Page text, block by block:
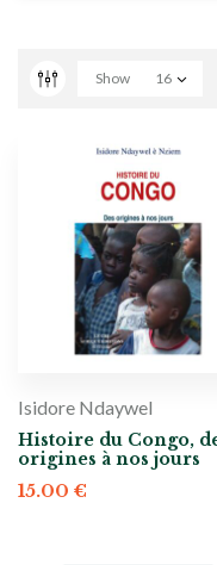
Show 16
Isidore Ndaywel
Histoire du Congo,
origines à nos jours
15.00 €